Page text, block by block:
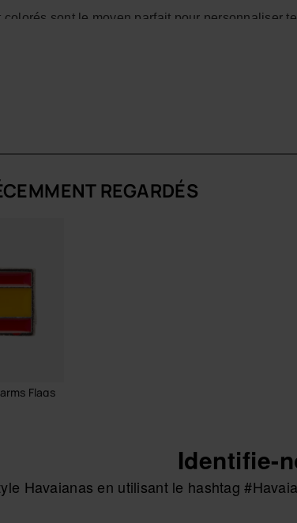
colorés sont le moyen parfait pour personnaliser
match, des vacances ou juste une journée chill,
www.havaianas-store.com, la boutique officielle
Flags
REGARDÉS
Identifie-
Havaianas en utilisant le hashtag